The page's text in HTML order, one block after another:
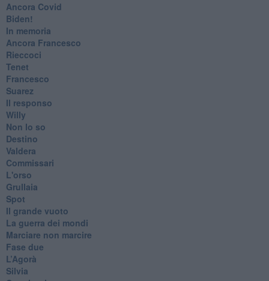
​Ancora Covid
​Biden!
In memoria
​Ancora Francesco
Rieccoci
Tenet
Francesco
Suarez
​Il responso
Willy
Non lo so
Destino
Valdera
Commissari
L'orso
Grullaia
Spot
​Il grande vuoto
​La guerra dei mondi
Marciare non marcire
Fase due
L’Agorà
Silvia